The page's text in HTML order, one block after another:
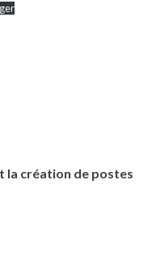
la création de postes